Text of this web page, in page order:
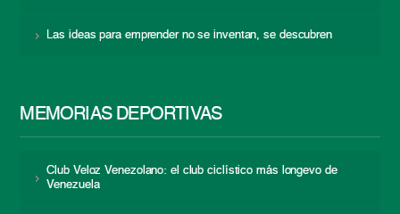
Las ideas para emprender no se inventan, se descubren
MEMORIAS DEPORTIVAS
Club Veloz Venezolano: el club ciclístico más longevo de
Venezuela